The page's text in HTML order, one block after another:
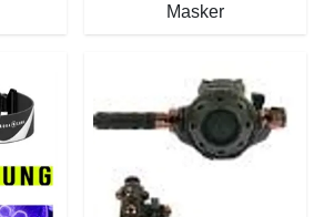
Masker